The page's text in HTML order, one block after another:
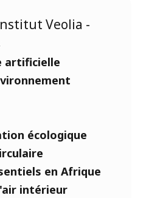
Veolia -
artificielle
écologique
en Afrique
intérieur